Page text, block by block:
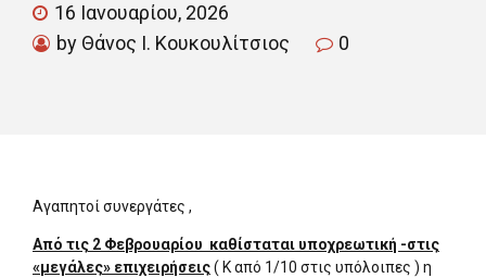
16 Ιανουαρίου, 2026
by Θάνος Ι. Κουκουλίτσιος
0
Αγαπητοί συνεργάτες ,
Από τις 2 Φεβρουαρίου καθίσταται υποχρεωτική -στις
«μεγάλες» επιχειρήσεις( Κ από 1/10 στις υπόλοιπες ) η